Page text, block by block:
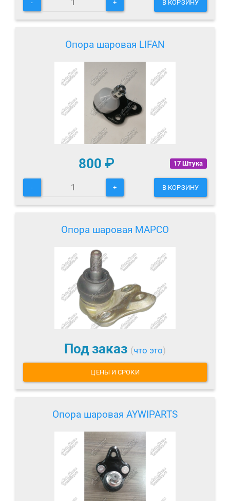
- + В КОРЗИНУ
Опора шаровая LIFAN
17 Штука
800 ₽
- + В КОРЗИНУ
Опора шаровая MAPCO
Под заказ (что это)
ЦЕНЫ И СРОКИ
Опора шаровая AYWIPARTS